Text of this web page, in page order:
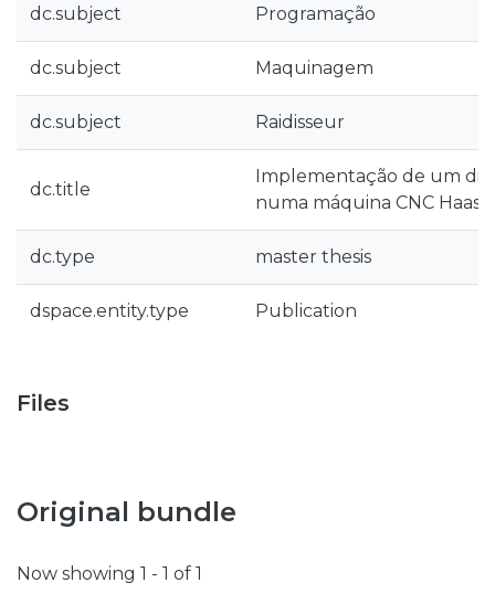
dc.subject Programação
dc.subject Maquinagem
dc.subject Raidisseur
dc.title
Implementação de um
numa máquina CNC Haas
dc.type master thesis
dspace.entity.type Publication
Files
Original bundle
Now showing 1 - 1 of 1